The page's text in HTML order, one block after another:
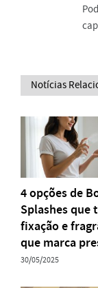
Notícias
4 opções de
Splashes que
fixação e
que marca
30/05/2025